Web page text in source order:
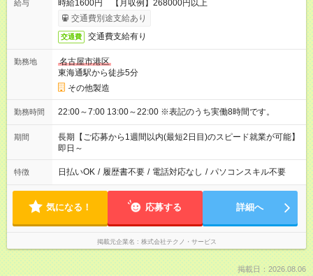
給与
時給1600円 【月収例】268000円以上
交通費別途支給あり
交通費 交通費支給有り
勤務地
名古屋市港区
東海通駅から徒歩5分
その他製造
勤務時間 22:00～7:00 13:00～22:00 ※表記のうち実働8時間です。
期間
長期【ご応募から1週間以内(最短2日目)のスピード就業が可能】
即日～
特徴 日払いOK / 履歴書不要 / 電話対応なし / パソコンスキル不要
気になる！ 応募する 詳細へ
掲載元企業名 株式会社テクノ・サービス
掲載日：2026.08.06